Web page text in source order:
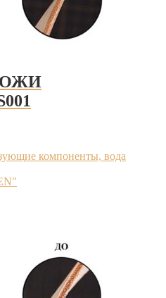
компоненты, вода